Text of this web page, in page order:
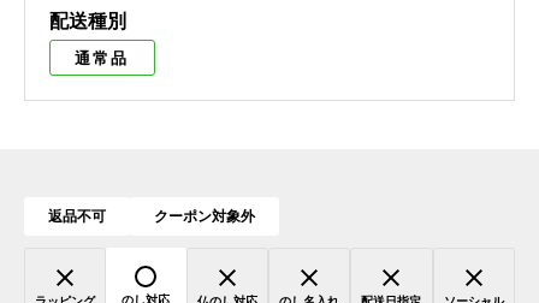
配送種別
通常品
返品不可 クーポン対象外
のし対応